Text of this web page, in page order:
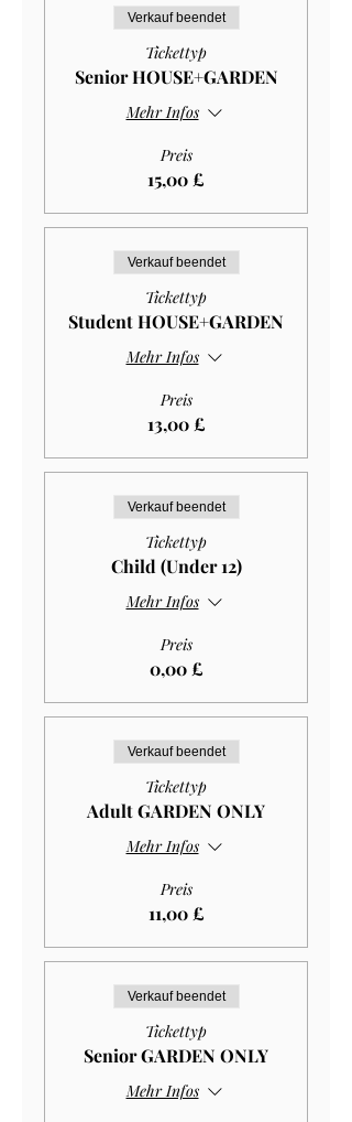
Verkauf beendet
Tickettyp
Senior HOUSE+GARDEN
Mehr Infos
Preis
15,00 £
Verkauf beendet
Tickettyp
Student HOUSE+GARDEN
Mehr Infos
Preis
13,00 £
Verkauf beendet
Tickettyp
Child (Under 12)
Mehr Infos
Preis
0,00 £
Verkauf beendet
Tickettyp
Adult GARDEN ONLY
Mehr Infos
Preis
11,00 £
Verkauf beendet
Tickettyp
Senior GARDEN ONLY
Mehr Infos